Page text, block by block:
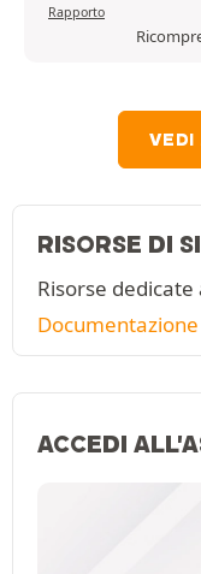
Rapporto
VEDI
RISORSE DI
Risorse
Documentazione
ACCEDI